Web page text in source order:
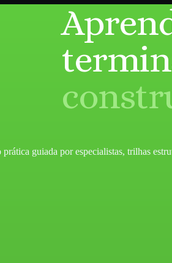
guiada por especialistas, trilhas